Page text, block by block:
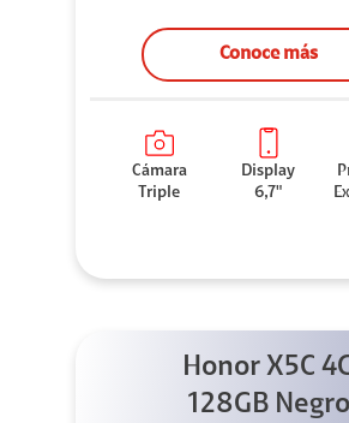
Conoce más
Cámara
Triple
Display
6,7"
Honor X5C
128GB Negro